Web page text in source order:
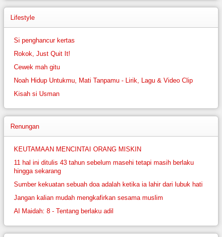
Lifestyle
Si penghancur kertas
Rokok, Just Quit It!
Cewek mah gitu
Noah Hidup Untukmu, Mati Tanpamu - Lirik, Lagu & Video Clip
Kisah si Usman
Renungan
KEUTAMAAN MENCINTAI ORANG MISKIN
11 hal ini ditulis 43 tahun sebelum masehi tetapi masih berlaku
hingga sekarang
Sumber kekuatan sebuah doa adalah ketika ia lahir dari lubuk hati
Jangan kalian mudah mengkafirkan sesama muslim
Al Maidah: 8 - Tentang berlaku adil